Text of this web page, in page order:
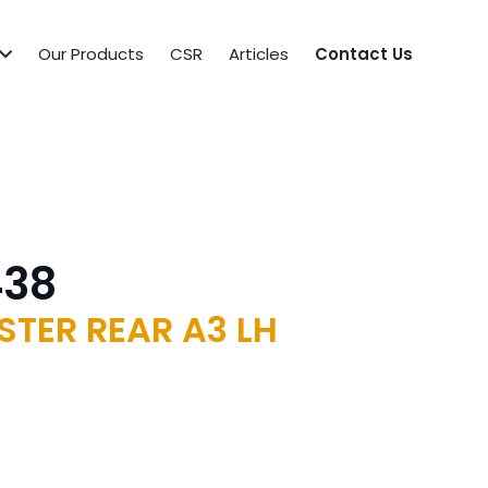
Our Products CSR Articles Contact Us
REAR A3 LH